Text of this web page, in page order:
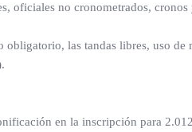
oficiales no cronometrados, cronos
las tandas libres, uso
en la inscripción para